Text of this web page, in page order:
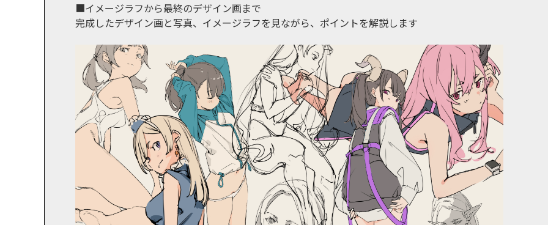
■イメージラフから最終のデザイン画まで
完成したデザイン画と写真、イメージラフを見ながら、ポイントを解説します